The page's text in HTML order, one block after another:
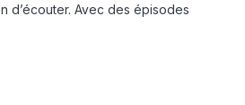
d’écouter. Avec des épisodes